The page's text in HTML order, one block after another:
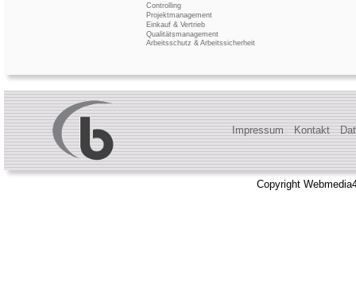
Controlling
Projektmanagement
Einkauf & Vertrieb
Qualitätsmanagement
Arbeitsschutz & Arbeitssicherheit
Impressum Kontakt
Copyright